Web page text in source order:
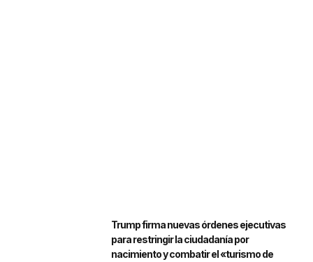
Trump firma nuevas órdenes ejecutivas
para restringir la ciudadanía por
nacimiento y combatir el «turismo de